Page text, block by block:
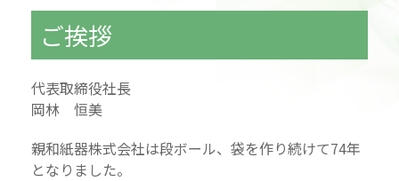
ご挨拶
代表取締役社長
岡林 恒美
親和紙器株式会社は段ボール、袋を作り続けて74年
となりました。